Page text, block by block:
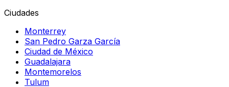
Ciudades
Monterrey
San Pedro Garza García
Ciudad de México
Guadalajara
Montemorelos
Tulum